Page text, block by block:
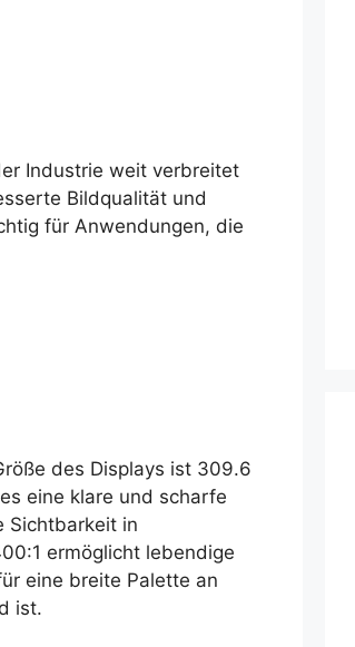
Industrie weit verbreitet
Bildqualität und
für Anwendungen, die
des Displays ist 309.6
eine klare und scharfe
Sichtbarkeit in
ermöglicht lebendige
eine breite Palette an
ist.